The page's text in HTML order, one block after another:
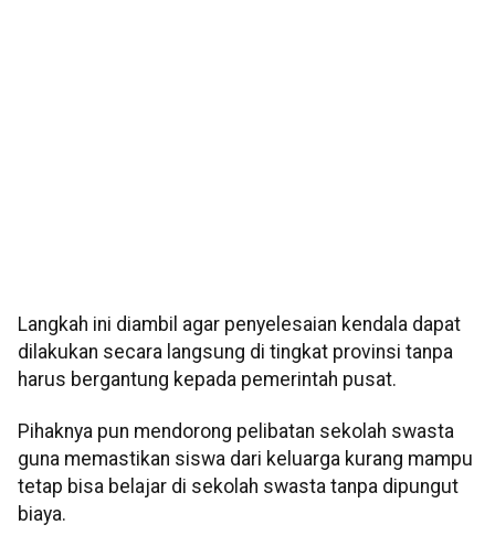
Langkah ini diambil agar penyelesaian kendala dapat
dilakukan secara langsung di tingkat provinsi tanpa
harus bergantung kepada pemerintah pusat.
Pihaknya pun mendorong pelibatan sekolah swasta
guna memastikan siswa dari keluarga kurang mampu
tetap bisa belajar di sekolah swasta tanpa dipungut
biaya.